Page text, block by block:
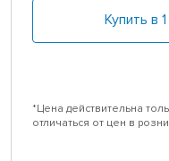
Купить в
*Цена действительна
отличаться от цен в